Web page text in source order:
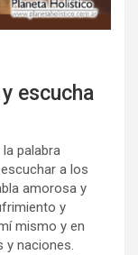
escucha
palabra
a los
amorosa y
y
mismo y en
y naciones.